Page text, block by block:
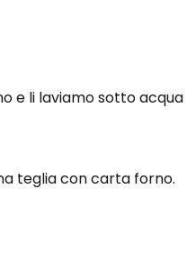
e li laviamo sotto acqua
teglia con carta forno.